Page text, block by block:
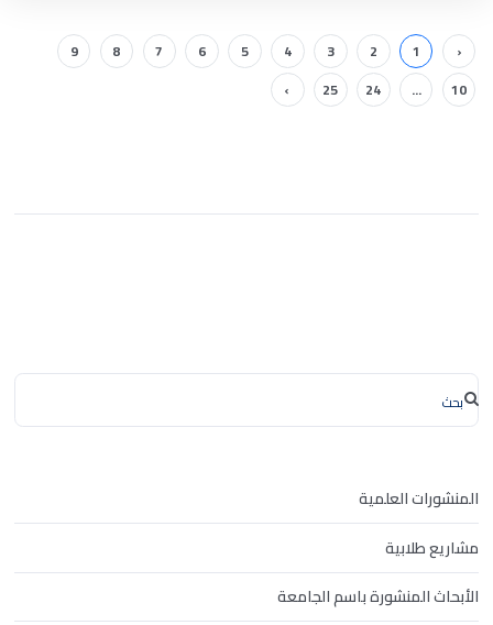
‹
1
2
3
4
5
6
7
8
9
10
...
24
25
›
المنشورات العلمية
مشاريع طلابية
الأبحاث المنشورة باسم الجامعة